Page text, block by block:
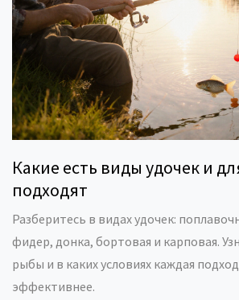
Какие есть виды удочек и
подходят
Разберитесь в видах удочек:
фидер, донка, бортовая и карповая.
рыбы и в каких условиях каждая
эффективнее.